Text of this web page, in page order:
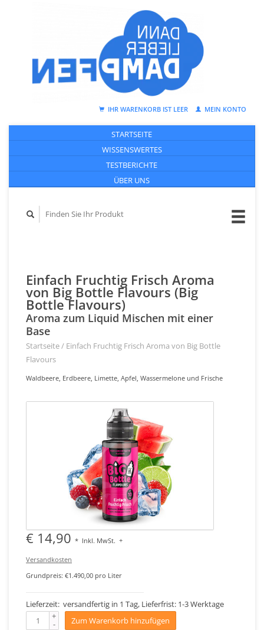
IHR WARENKORB IST LEER MEIN KONTO
STARTSEITE
WISSENSWERTES
TESTBERICHTE
ÜBER UNS
Einfach Fruchtig Frisch Aroma
von Big Bottle Flavours (Big
Bottle Flavours)
Aroma zum Liquid Mischen mit einer
Base
Startseite/ Einfach Fruchtig Frisch Aroma von Big Bottle
Flavours
Waldbeere, Erdbeere, Limette, Apfel, Wassermelone und Frische
€ 14,90 * Inkl. MwSt. +
Versandkosten
Grundpreis: €1.490,00 pro Liter
Lieferzeit: versandfertig in 1 Tag, Lieferfrist: 1-3 Werktage
+
- Zum Warenkorb hinzufügen